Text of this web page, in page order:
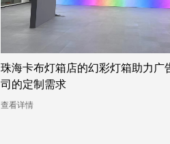
珠海卡布灯箱店的幻彩灯箱助力广
司的定制需求
查看详情